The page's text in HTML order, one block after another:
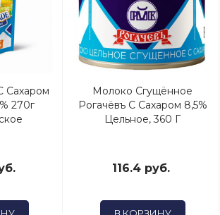
Сахаром
270г
Молоко Сгущённое
Рогачёвъ С Сахаром 8,5%
Цельное, 360 Г
116.4 руб.